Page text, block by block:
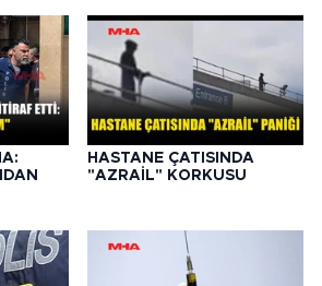
HASTANE ÇATISINDA
"AZRAİL" KORKUSU